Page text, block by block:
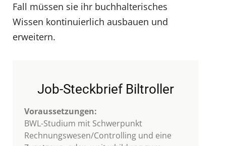
Fall müssen sie ihr buchhalterisches
Wissen kontinuierlich ausbauen und
erweitern.
Job-Steckbrief Biltroller
Voraussetzungen:
BWL-Studium mit Schwerpunkt
Rechnungswesen/Controlling und eine